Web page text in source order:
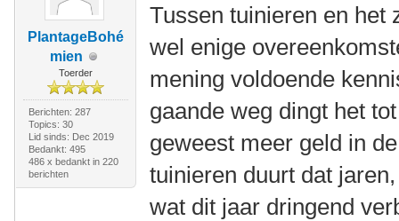
PlantageBohé
mien
Toerder
Berichten: 287
Topics: 30
Lid sinds: Dec 2019
Bedankt: 495
486 x bedankt in 220
berichten
Tussen tuinieren en het
wel enige
mening voldoende
gaande weg dingt het
geweest meer geld in
tuinieren duurt dat
wat dit jaar dringend